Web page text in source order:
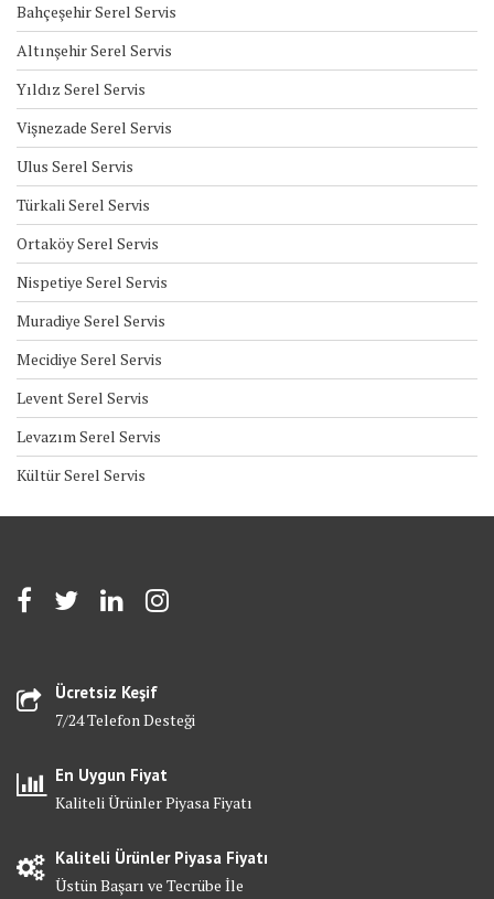
Bahçeşehir Serel Servis
Altınşehir Serel Servis
Yıldız Serel Servis
Vişnezade Serel Servis
Ulus Serel Servis
Türkali Serel Servis
Ortaköy Serel Servis
Nispetiye Serel Servis
Muradiye Serel Servis
Mecidiye Serel Servis
Levent Serel Servis
Levazım Serel Servis
Kültür Serel Servis
Ücretsiz Keşif
7/24 Telefon Desteği
En Uygun Fiyat
Kaliteli Ürünler Piyasa Fiyatı
Kaliteli Ürünler Piyasa Fiyatı
Üstün Başarı ve Tecrübe İle